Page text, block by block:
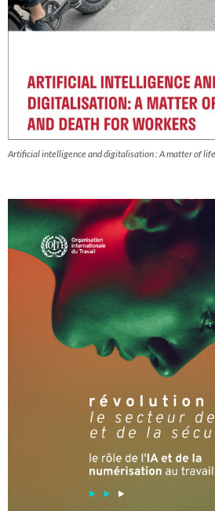
Artificial intelligence and digitalisation : A matter of